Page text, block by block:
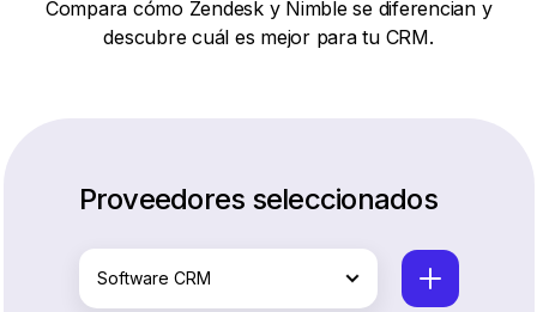
Compara cómo Zendesk y Nimble se diferencian y
descubre cuál es mejor para tu CRM.
Proveedores seleccionados
Software CRM